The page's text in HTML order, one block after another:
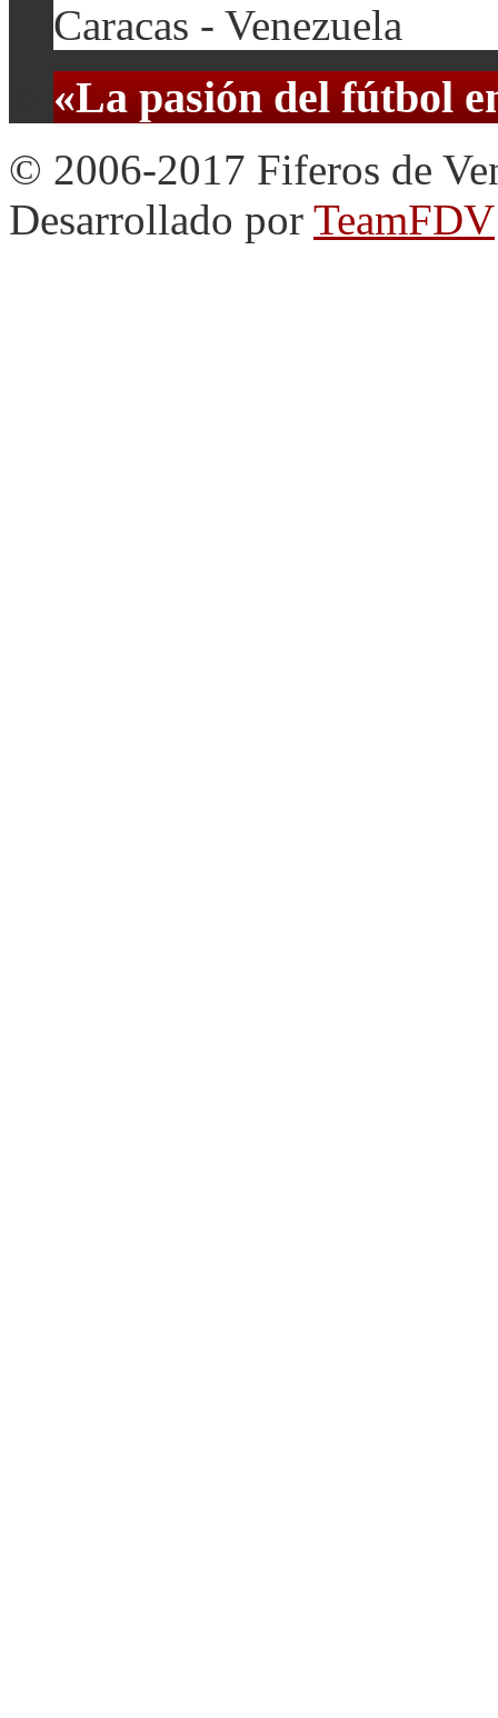
Caracas - Venezuela
«La pasión del fútbol
© 2006-2017 Fiferos de
Desarrollado por TeamFDV